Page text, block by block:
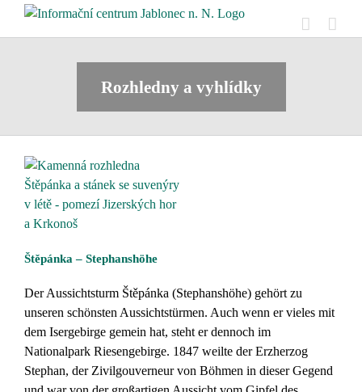
Rozhledny a vyhlídky
Štěpánka – Stephanshöhe
Der Aussichtsturm Štěpánka (Stephanshöhe) gehört zu
unseren schönsten Aussichtstürmen. Auch wenn er vieles mit
dem Isergebirge gemein hat, steht er dennoch im
Nationalpark Riesengebirge. 1847 weilte der Erzherzog
Stephan, der Zivilgouverneur von Böhmen in dieser Gegend